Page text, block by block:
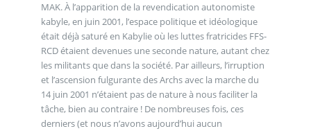
MAK. À l’apparition de la revendication autonomiste
kabyle, en juin 2001, l’espace politique et idéologique
était déjà saturé en Kabylie où les luttes fratricides FFS-
RCD étaient devenues une seconde nature, autant chez
les militants que dans la société. Par ailleurs, l’irruption
et l’ascension fulgurante des Archs avec la marche du
14 juin 2001 n’étaient pas de nature à nous faciliter la
tâche, bien au contraire ! De nombreuses fois, ces
derniers (et nous n’avons aujourd’hui aucun